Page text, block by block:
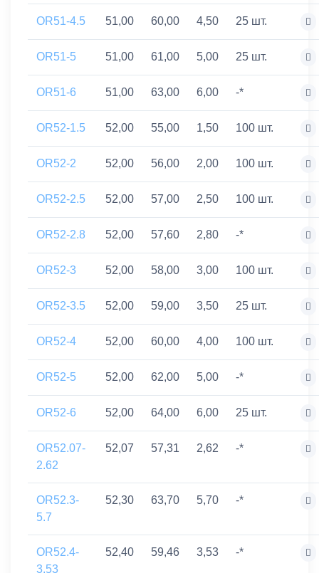
OR51-4.5 51,00 60,00 4,50 25 шт.
OR51-5 51,00 61,00 5,00 25 шт.
OR51-6 51,00 63,00 6,00 -*
OR52-1.5 52,00 55,00 1,50 100 шт.
OR52-2 52,00 56,00 2,00 100 шт.
OR52-2.5 52,00 57,00 2,50 100 шт.
OR52-2.8 52,00 57,60 2,80 -*
OR52-3 52,00 58,00 3,00 100 шт.
OR52-3.5 52,00 59,00 3,50 25 шт.
OR52-4 52,00 60,00 4,00 100 шт.
OR52-5 52,00 62,00 5,00 -*
OR52-6 52,00 64,00 6,00 25 шт.
OR52.07-
2.62
52,07 57,31 2,62 -*
OR52.3-
5.7
52,30 63,70 5,70 -*
OR52.4-
3.53
52,40 59,46 3,53 -*